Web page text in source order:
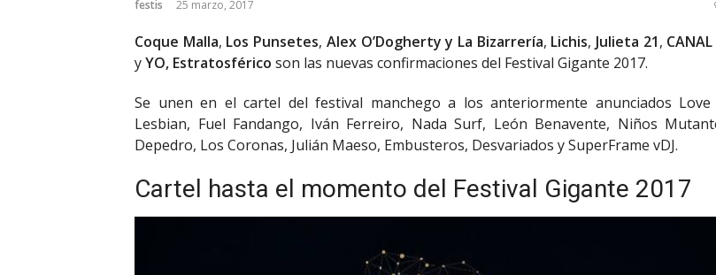
festis 25 marzo, 2017
Coque Malla, Los Punsetes, Alex O’Dogherty y La Bizarrería, Lichis, Julieta 21,
yYO, Estratosférico son las nuevas confirmaciones del Festival Gigante 2017.
Se unen en el cartel del festival manchego a los anteriormente anunciados
Lesbian, Fuel Fandango, Iván Ferreiro, Nada Surf, León Benavente, Niños
Depedro, Los Coronas, Julián Maeso, Embusteros, Desvariados y SuperFrame vDJ.
Cartel hasta el momento del Festival Gigante 2017